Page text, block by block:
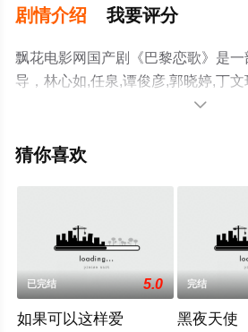
剧情介绍 我要评分
飘花电影网国产剧《巴黎恋歌》是一
导，林心如,任泉,谭俊彦,郭晓婷,丁
宁,周笑莉,阎青妤,刘涛,吴玉芳,黄勐
高清未删减完整版电视剧全集就上飘

猜你喜欢
已完结 5.0
如果可以这样爱
完结
黑夜天使